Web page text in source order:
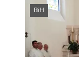
BiH